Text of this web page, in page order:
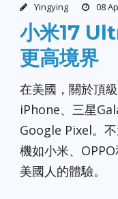
Yingying 08
小米17
更高境界
在美國，關於頂
iPhone、三星
Google Pixel。
機如小米、
美國人的體驗。